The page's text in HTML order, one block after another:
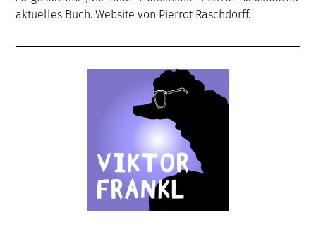
aktuelles Buch. Website von Pierrot Raschdorff.